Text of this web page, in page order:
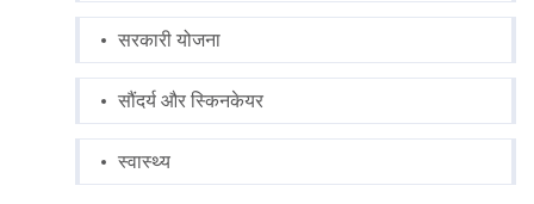
सरकारी योजना
सौंदर्य और स्किनकेयर
स्वास्थ्य